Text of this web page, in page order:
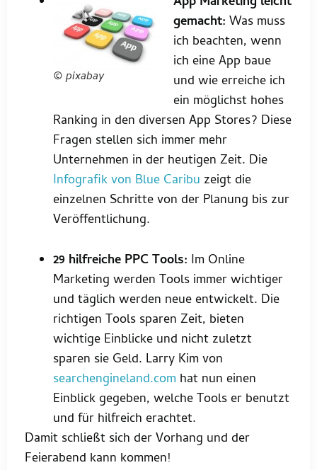
© pixabay
gemacht: Was muss
ich beachten, wenn
ich eine App baue
und wie erreiche ich
ein möglichst hohes
Ranking in den diversen App Stores? Diese
Fragen stellen sich immer mehr
Unternehmen in der heutigen Zeit. Die
Infografik von Blue Caribu zeigt die
einzelnen Schritte von der Planung bis zur
Veröffentlichung.
29 hilfreiche PPC Tools: Im Online
Marketing werden Tools immer wichtiger
und täglich werden neue entwickelt. Die
richtigen Tools sparen Zeit, bieten
wichtige Einblicke und nicht zuletzt
sparen sie Geld. Larry Kim von
searchengineland.com hat nun einen
Einblick gegeben, welche Tools er benutzt
und für hilfreich erachtet.
Damit schließt sich der Vorhang und der
Feierabend kann kommen!